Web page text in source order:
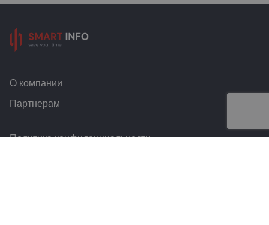
О компании
Партнерам
Политика конфиденциальности